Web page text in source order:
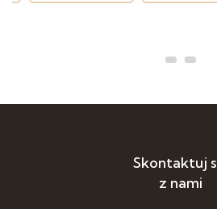
Skontaktuj
z nami